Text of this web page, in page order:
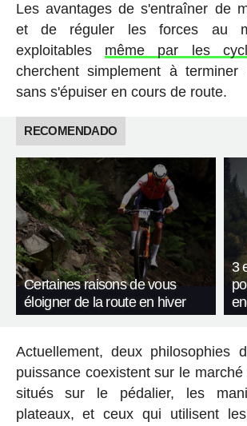
Les avantages de s'entraîner de
et de réguler les forces au
exploitables même par les
cherchent simplement à terminer
sans s'épuiser en cours de route.
RECOMENDADO
Certaines raisons de vous
éloigner de la route en hiver
3
Actuellement, deux philosophies
puissance coexistent sur le
situés sur le pédalier, les
plateaux, et ceux qui utilisent